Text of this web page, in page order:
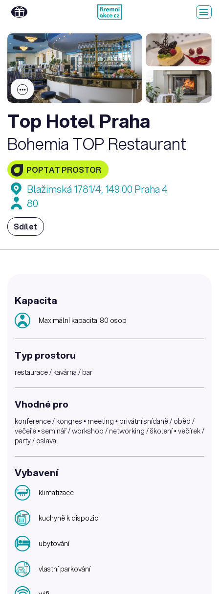
Top Hotel Praha
Bohemia TOP Restaurant
POPTAT PROSTOR
Blažimská 1781/4, 149 00 Praha 4
80
Sdílet
Kapacita
Maximální kapacita: 80 osob
Typ prostoru
restaurace / kavárna / bar
Vhodné pro
konference / kongres • meeting • privátní snídaně / oběd /
večeře • seminář / workshop / networking / školení • večírek /
party / oslava
Vybavení
klimatizace
kuchyně k dispozici
ubytování
vlastní parkování